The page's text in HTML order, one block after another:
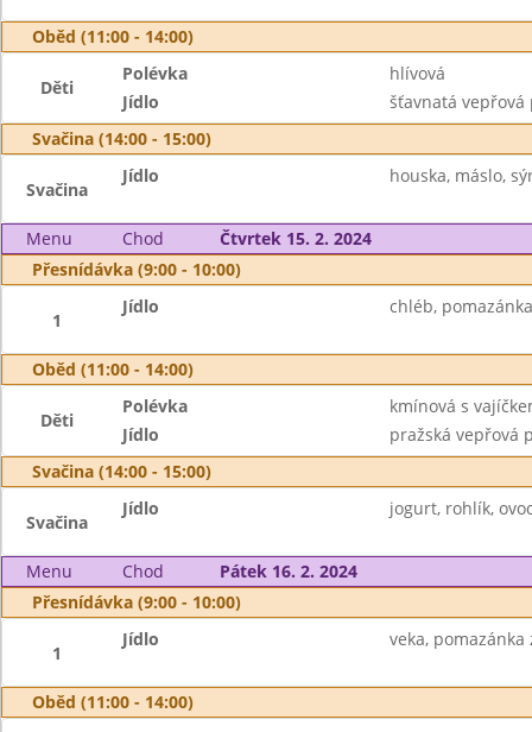
Oběd (11:00 - 14:00)
Děti
Polévka
hlívová
Jídlo
šťavnatá vepřová
Svačina (14:00 - 15:00)
Svačina
Jídlo houska, máslo,
Menu Chod
Čtvrtek 15. 2. 2024
Přesnídávka (9:00 - 10:00)
1
Jídlo chléb,
Oběd (11:00 - 14:00)
Děti
Polévka
kmínová s
Jídlo
pražská vepřová
Svačina (14:00 - 15:00)
Svačina
Jídlo jogurt, rohlík,
Menu Chod
Pátek 16. 2. 2024
Přesnídávka (9:00 - 10:00)
1
Jídlo veka,
Oběd (11:00 - 14:00)